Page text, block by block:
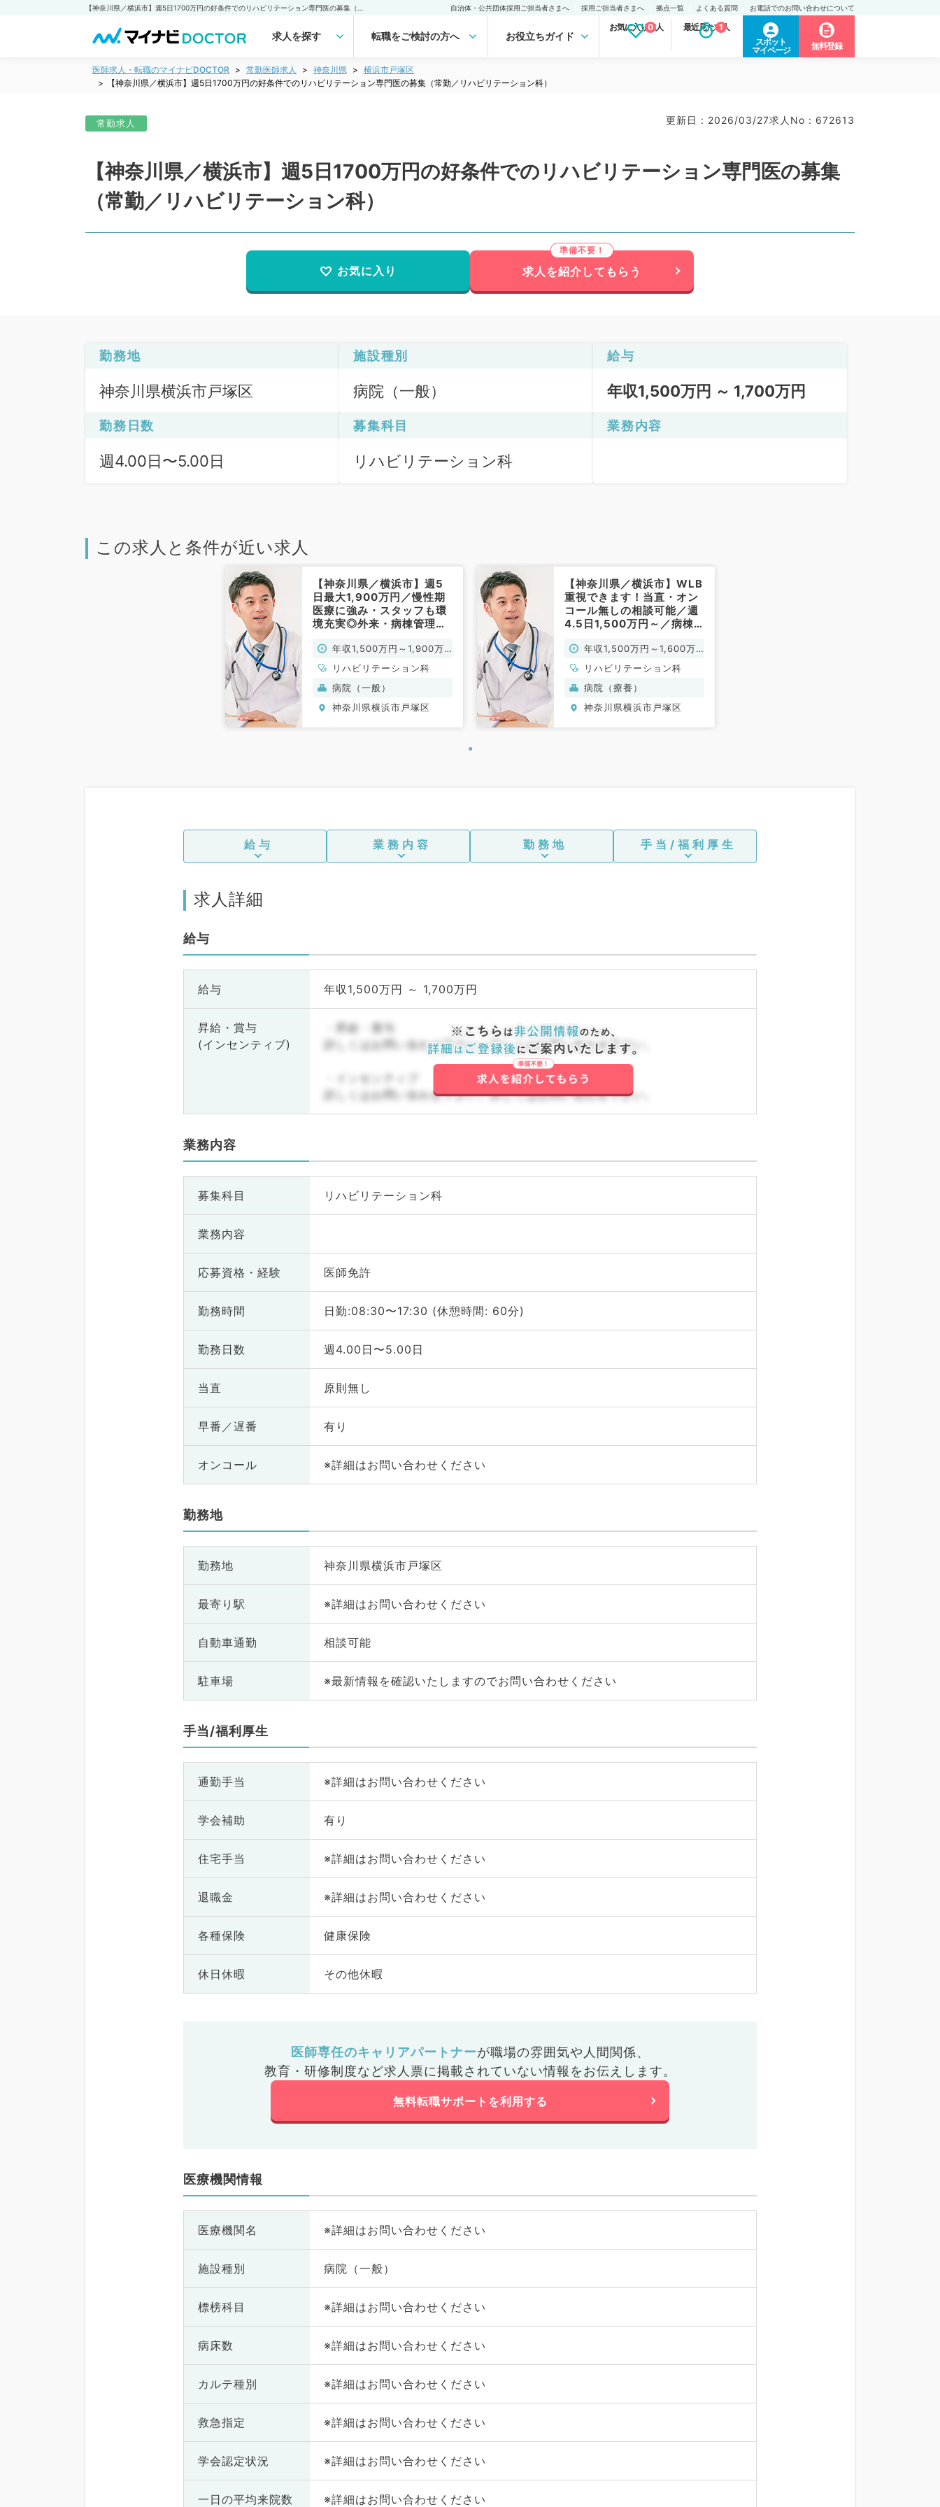
自治体・公共団体採用ご担当者さまへ 採用ご担当者さまへ 拠点一覧 よくある質問 お電話でのお問い合わせについて
求人を探す 転職をご検討の方へ お役立ちガイド
お気に入り求人
0 最近見た求人
1
スポット
マイページ
無料登録
医師求人・転職のマイナビDOCTOR 常勤医師求人 神奈川県
横浜市戸塚区
【神奈川県／横浜市】週5日1700万円の好条件でのリハビリテーション専門医の募集（常勤／リハビリテーション科）
常勤求人 更新日 : 2026/03/27求人No : 672613
【神奈川県／横浜市】週5日1700万円の好条件でのリハビリテーション専門医の募集
（常勤／リハビリテーション科）
お気に入り 求人を紹介してもらう
勤務地
神奈川県横浜市戸塚区
施設種別
病院（一般）
給与
年収1,500万円 ～ 1,700万円
勤務日数
週4.00日〜5.00日
募集科目
リハビリテーション科
業務内容
この求人と条件が近い求人
【神奈川県／横浜市】週5
日最大1,900万円／慢性期
医療に強み・スタッフも環
境充実◎外来・病棟管理・
ー通勤可能（リハビリテー
ション科／常勤）
年収1,500万円～1,900万
円
リハビリテーション科
病院（一般）
神奈川県横浜市戸塚区
【神奈川県／横浜市】WLB
重視できます！当直・オン
コール無しの相談可能／週
4.5日1,500万円～／病棟
無し（リハビリテーション
科／常勤）
年収1,500万円～1,600万
円
リハビリテーション科
病院（療養）
神奈川県横浜市戸塚区
給与 業務内容 勤務地 手当/福利厚生
求人詳細
給与
給与 年収1,500万円 ～ 1,700万円
昇給・賞与
(インセンティブ)
・昇給・賞与
詳しくはお問い合わせ下さい。詳しくはお問い合わせ下さい。
・インセンティブ
詳しくはお問い合わせ下さい。詳しくはお問い合わせ下さい。
業務内容
募集科目 リハビリテーション科
業務内容
応募資格・ 経験 医師免許
勤務時間 日勤:08:30〜17:30 (休憩時間: 60分)
勤務日数 週4.00日〜5.00日
当直 原則無し
早番／遅番 有り
オンコール ※詳細はお問い合わせください
勤務地
勤務地 神奈川県横浜市戸塚区
最寄り駅 ※詳細はお問い合わせください
自動車通勤 相談可能
駐車場 ※最新情報を確認いたしますのでお問い合わせください
手当/福利厚生
通勤手当 ※詳細はお問い合わせください
学会補助 有り
住宅手当 ※詳細はお問い合わせください
退職金 ※詳細はお問い合わせください
各種保険 健康保険
休日休暇 その他休暇
医師専任のキャリアパートナーが職場の雰囲気や人間関係、
教育・研修制度など求人票に掲載されていない情報をお伝えします。
無料転職サポートを利用する
医療機関情報
医療機関名 ※詳細はお問い合わせください
施設種別 病院（一般）
標榜科目 ※詳細はお問い合わせください
病床数 ※詳細はお問い合わせください
カルテ種別 ※詳細はお問い合わせください
救急指定 ※詳細はお問い合わせください
学会認定状況 ※詳細はお問い合わせください
一日の平均来院数 ※詳細はお問い合わせください